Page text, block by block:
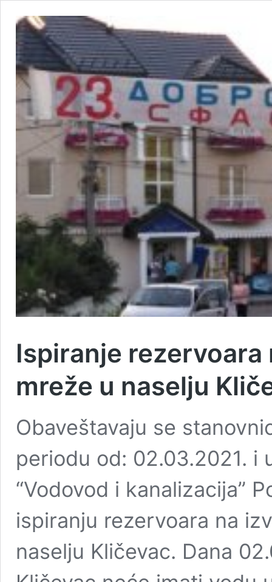
Ispiranje
mreže u naselju
Obaveštavaju se
periodu od: 02.03.2021. i
“Vodovod i kanalizacija”
ispiranju rezervoara na
naselju Kličevac. Dana